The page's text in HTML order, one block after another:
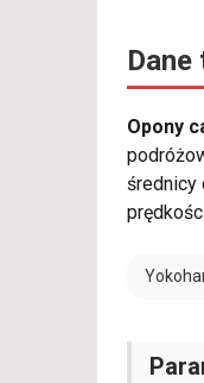
Opony
średnicy